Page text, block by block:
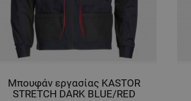
Μπουφάν εργασίας KASTOR
STRETCH DARK BLUE/RED